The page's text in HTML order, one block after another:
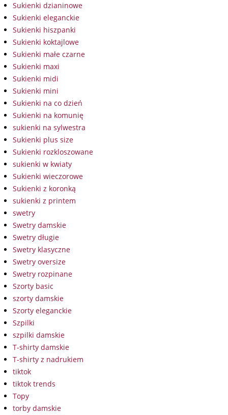
Sukienki dzianinowe
Sukienki eleganckie
Sukienki hiszpanki
Sukienki koktajlowe
Sukienki małe czarne
Sukienki maxi
Sukienki midi
Sukienki mini
Sukienki na co dzień
Sukienki na komunię
sukienki na sylwestra
Sukienki plus size
Sukienki rozkloszowane
sukienki w kwiaty
Sukienki wieczorowe
Sukienki z koronką
sukienki z printem
swetry
Swetry damskie
Swetry długie
Swetry klasyczne
Swetry oversize
Swetry rozpinane
Szorty basic
szorty damskie
Szorty eleganckie
Szpilki
szpilki damskie
T-shirty damskie
T-shirty z nadrukiem
tiktok
tiktok trends
Topy
torby damskie